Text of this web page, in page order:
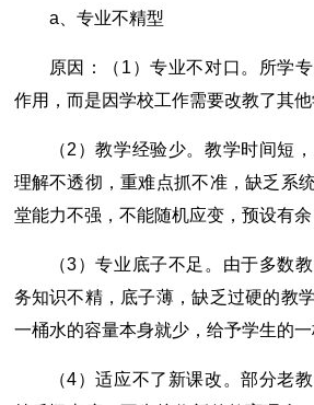
a、专业不精型
原因：（1）专业不对口。所学
作用，而是因学校工作需要改教了其他
（2）教学经验少。教学时间短
理解不透彻，重难点抓不准，缺乏系
堂能力不强，不能随机应变，预设有余
（3）专业底子不足。由于多数
务知识不精，底子薄，缺乏过硬的教
一桶水的容量本身就少，给予学生的一
（4）适应不了新课改。部分老